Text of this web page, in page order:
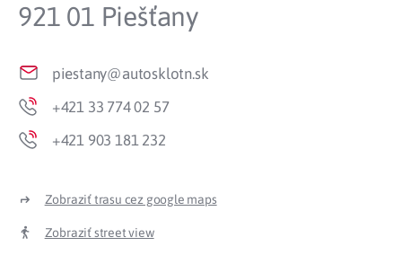
921 01 Piešťany
piestany@autosklotn.sk
+421 33 774 02 57
+421 903 181 232
Zobraziť trasu cez google maps
Zobraziť street view